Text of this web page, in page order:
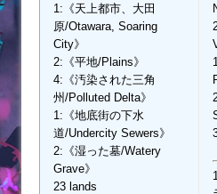
1:《天上都市、大田
原/Otawara, Soaring
City》
2:《平地/Plains》
4:《汚染された三角
州/Polluted Delta》
1:《地底街の下水
道/Undercity Sewers》
2:《湿った墓/Watery
Grave》
23 lands